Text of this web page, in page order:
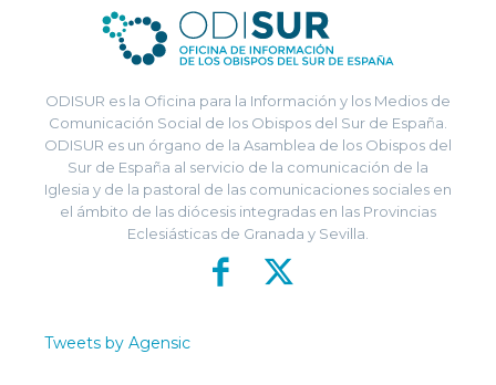
ODISUR es la Oficina para la Información y los Medios de
Comunicación Social de los Obispos del Sur de España.
ODISUR es un órgano de la Asamblea de los Obispos del
Sur de España al servicio de la comunicación de la
Iglesia y de la pastoral de las comunicaciones sociales en
el ámbito de las diócesis integradas en las Provincias
Eclesiásticas de Granada y Sevilla.
Tweets by Agensic